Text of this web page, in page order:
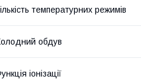
температурних режимів
обдув
іонізації